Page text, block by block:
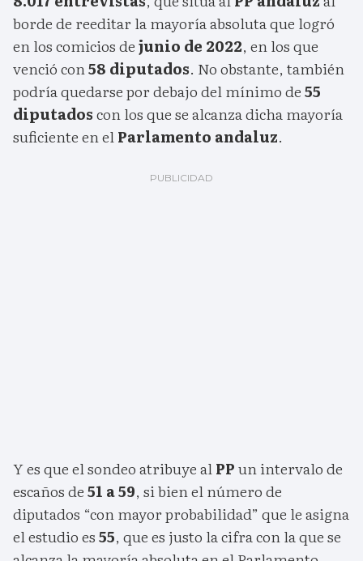
borde de reeditar la mayoría absoluta que logró
en los comicios dejunio de 2022, en los que
venció con58 diputados. No obstante, también
podría quedarse por debajo del mínimo de55
diputadoscon los que se alcanza dicha mayoría
suficiente en elParlamento andaluz.
Y es que el sondeo atribuye alPPun intervalo de
escaños de51 a 59, si bien el número de
diputados “con mayor probabilidad” que le asigna
el estudio es55, que es justo la cifra con la que se